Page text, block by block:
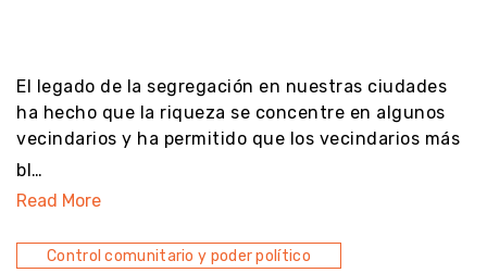
El legado de la segregación en nuestras ciudades
ha hecho que la riqueza se concentre en algunos
vecindarios y ha permitido que los vecindarios más
bl…
Read More
Control comunitario y poder político